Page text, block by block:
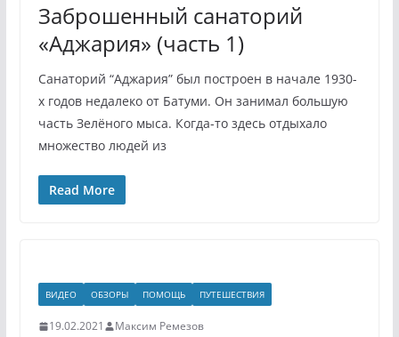
Заброшенный санаторий
«Аджария» (часть 1)
Санаторий “Аджария” был построен в начале 1930-
х годов недалеко от Батуми. Он занимал большую
часть Зелёного мыса. Когда-то здесь отдыхало
множество людей из
Read More
ВИДЕО ОБЗОРЫ ПОМОЩЬ ПУТЕШЕСТВИЯ
19.02.2021 Максим Ремезов